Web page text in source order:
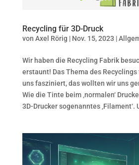
Recycling für 3D-Druck
von Axel Rörig | Nov. 15, 2023 |
Wir haben die Recycling Fabrik
erstaunt! Das Thema des Recyclings
uns fasziniert, das wollten wir uns
Wie die Tinte beim ‚normalen‘
3D-Drucker sogenanntes ‚Filament‘.